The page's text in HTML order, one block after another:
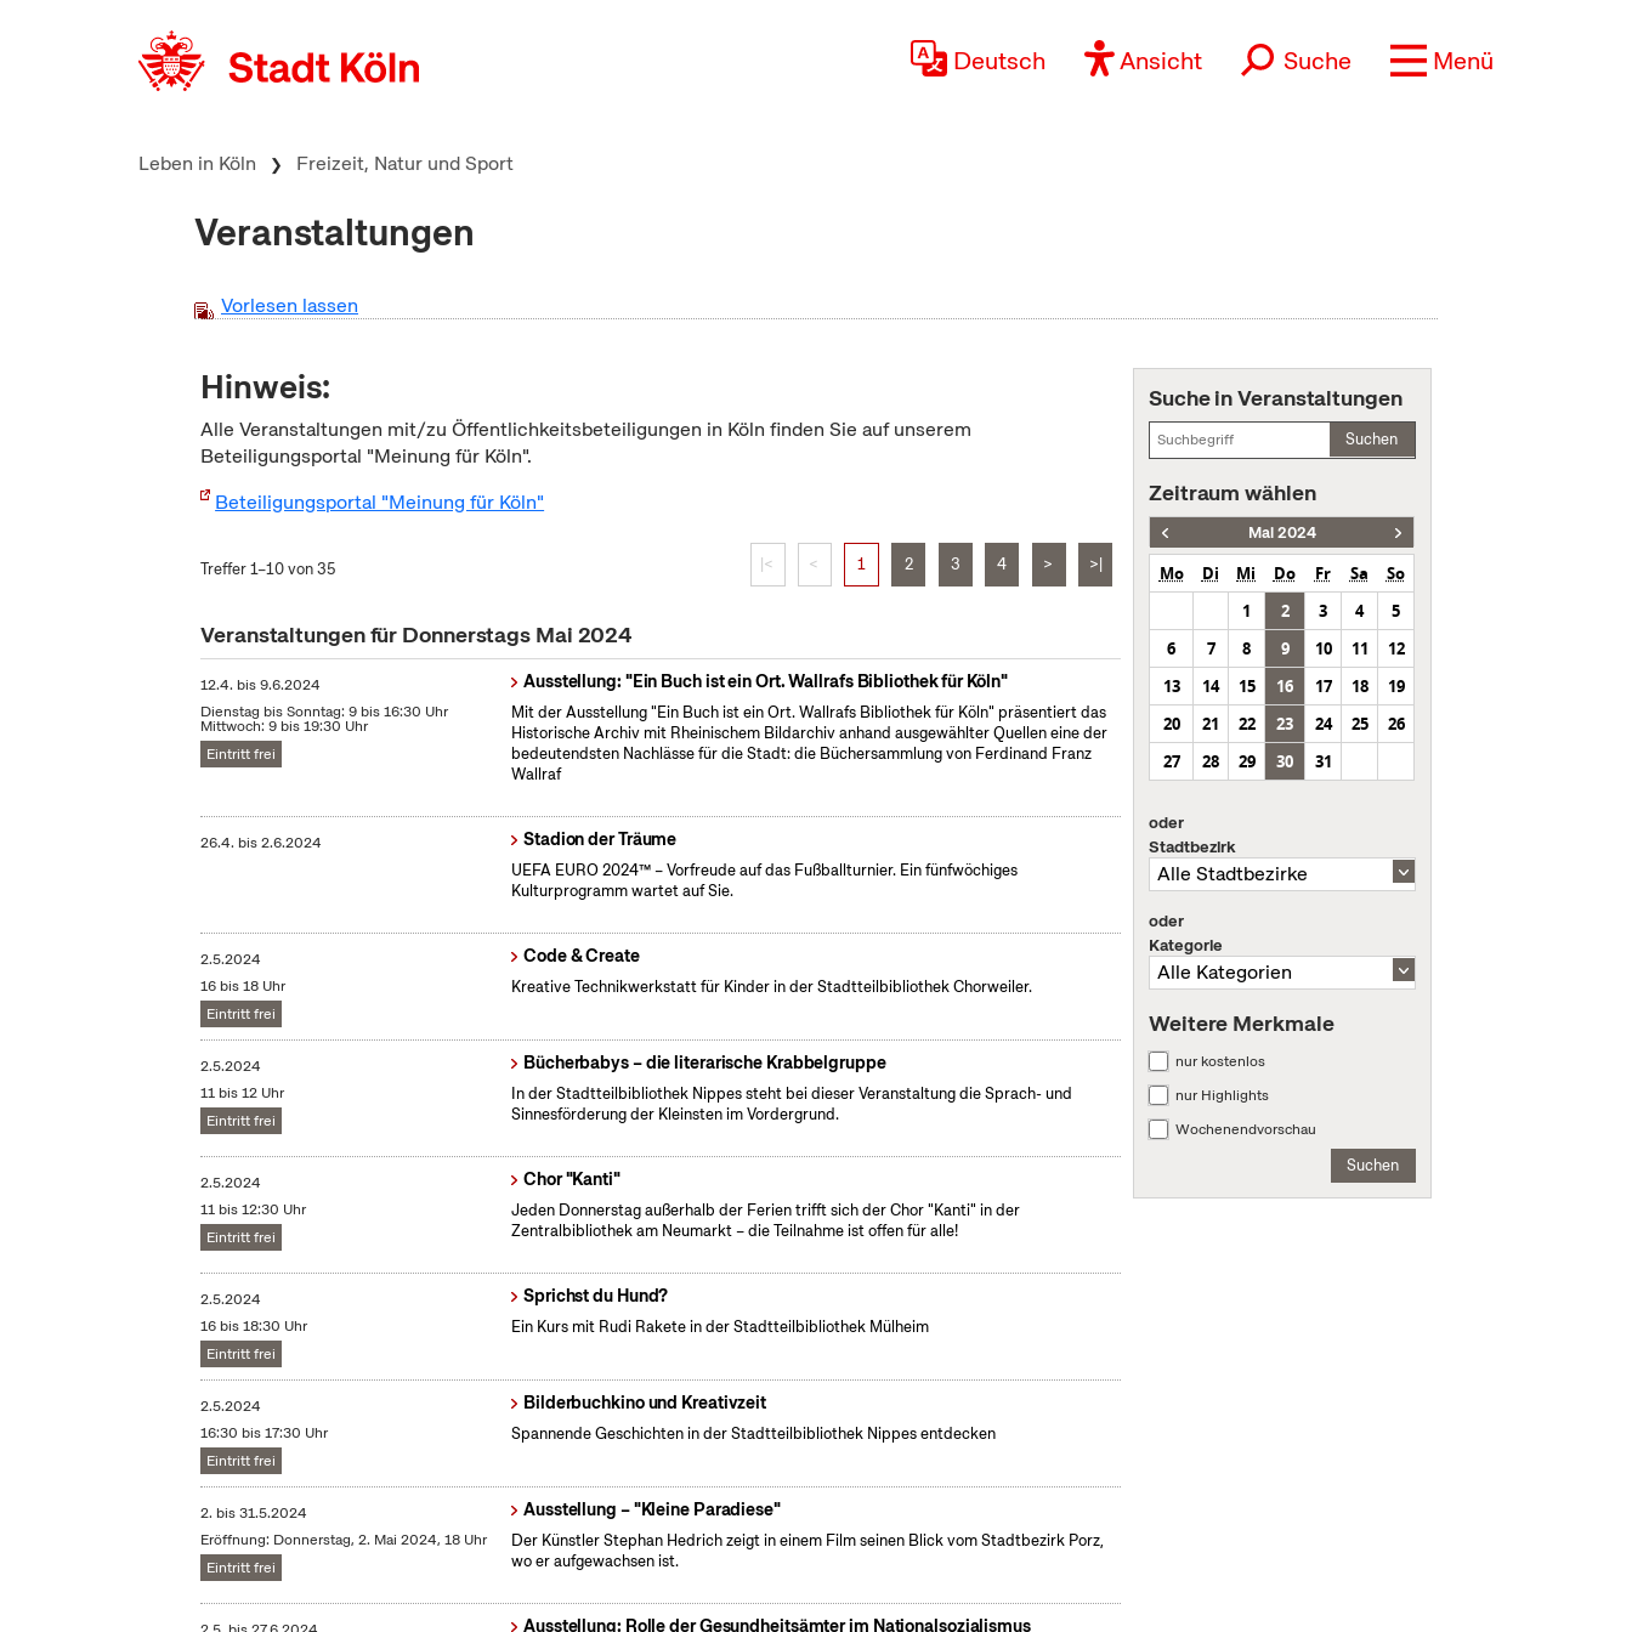
Deutsch Ansicht Suche Menü
Leben in Köln Freizeit, Natur und Sport
Veranstaltungen
Vorlesen lassen
Hinweis:
Alle Veranstaltungen mit/zu Öffentlichkeitsbeteiligungen in Köln finden Sie auf unserem
Beteiligungsportal "Meinung für Köln".
Beteiligungsportal "Meinung für Köln"
Treffer 1–10 von 35 |< < 1 2 3 4 > >|
Veranstaltungen für Donnerstags Mai 2024
12.4. bis9.6.2024
Dienstag bis Sonntag: 9 bis 16:30 Uhr
Mittwoch: 9 bis 19:30 Uhr
Eintritt frei
Ausstellung: "Ein Buch ist ein Ort. Wallrafs Bibliothek für Köln"
Mit der Ausstellung "Ein Buch ist ein Ort. Wallrafs Bibliothek für Köln" präsentiert das
Historische Archiv mit Rheinischem Bildarchiv anhand ausgewählter Quellen eine der
bedeutendsten Nachlässe für die Stadt: die Büchersammlung von Ferdinand Franz
Wallraf
26.4. bis2.6.2024 Stadion der Träume
UEFA EURO 2024™ – Vorfreude auf das Fußballturnier. Ein fünfwöchiges
Kulturprogramm wartet auf Sie.
2.5.2024
16 bis 18 Uhr
Eintritt frei
Code & Create
Kreative Technikwerkstatt für Kinder in der Stadtteilbibliothek Chorweiler.
2.5.2024
11 bis 12 Uhr
Eintritt frei
Bücherbabys – die literarische Krabbelgruppe
In der Stadtteilbibliothek Nippes steht bei dieser Veranstaltung die Sprach- und
Sinnesförderung der Kleinsten im Vordergrund.
2.5.2024
11 bis 12:30 Uhr
Eintritt frei
Chor "Kanti"
Jeden Donnerstag außerhalb der Ferien trifft sich der Chor "Kanti" in der
Zentralbibliothek am Neumarkt – die Teilnahme ist offen für alle!
2.5.2024
16 bis 18:30 Uhr
Eintritt frei
Sprichst du Hund?
Ein Kurs mit Rudi Rakete in der Stadtteilbibliothek Mülheim
2.5.2024
16:30 bis 17:30 Uhr
Eintritt frei
Bilderbuchkino und Kreativzeit
Spannende Geschichten in der Stadtteilbibliothek Nippes entdecken
2. bis31.5.2024
Eröffnung: Donnerstag, 2. Mai 2024, 18 Uhr
Eintritt frei
Ausstellung – "Kleine Paradiese"
Der Künstler Stephan Hedrich zeigt in einem Film seinen Blick vom Stadtbezirk Porz,
wo er aufgewachsen ist.
Ausstellung: Rolle der Gesundheitsämter im Nationalsozialismus
Suche in Veranstaltungen
Suchen
Zeitraum wählen
Mai 2024
Mo Di Mi Do Fr Sa
So
1
2 3 4
5
6
7 8 9 10 11
12
13
14 15 16 17 18
19
20
21 22 23 24 25
26
27
28 29 30 31
oder
Stadtbezirk
oder
Kategorie
Weitere Merkmale
nur kostenlos
nur Highlights
Wochenendvorschau
Suchen